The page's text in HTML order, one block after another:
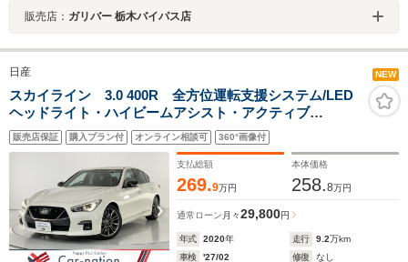
販売店： ガリバー 栃木バイパス店
日産 NEW
スカイライン 3.0 400R 全方位運転支援システム/LED
ヘッドライト・ハイビームアシスト・アクティブ
AFS/LEDフォグ/REDブレーキキャリパー/インテリジェ
ントダイナミックサスペンション/革スポーツシート/コネ
クトナビゲーションシステム
販売店保証 購入プラン付 オンライン相談可 360°画像付
支払総額
269.9万円
本体価格
258.8万円
通常ローン 月々29,800円
年式 2020年 走行 9.2万km
車検
'27/02 修復
なし